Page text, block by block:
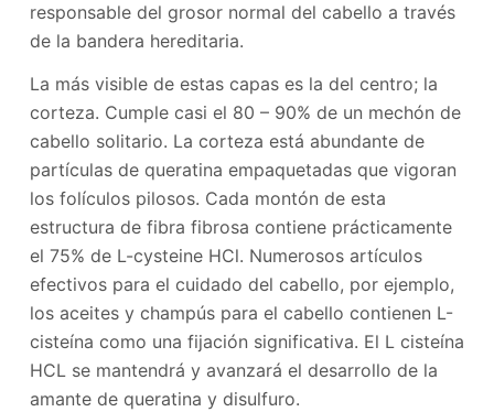
responsable del grosor normal del cabello a través
de la bandera hereditaria.
La más visible de estas capas es la del centro; la
corteza. Cumple casi el 80 – 90% de un mechón de
cabello solitario. La corteza está abundante de
partículas de queratina empaquetadas que vigoran
los folículos pilosos. Cada montón de esta
estructura de fibra fibrosa contiene prácticamente
el 75% de L-cysteine ​​HCl. Numerosos artículos
efectivos para el cuidado del cabello, por ejemplo,
los aceites y champús para el cabello contienen L-
cisteína como una fijación significativa. El L cisteína
HCL se mantendrá y avanzará el desarrollo de la
amante de queratina y disulfuro.